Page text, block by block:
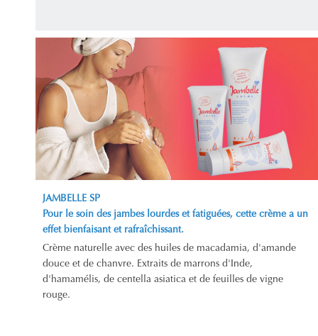
JAMBELLE SP
Pour le soin des jambes lourdes et fatiguées, cette crème a un
effet bienfaisant et rafraîchissant.
Crème naturelle avec des huiles de macadamia, d'amande
douce et de chanvre. Extraits de marrons d'Inde,
d'hamamélis, de centella asiatica et de feuilles de vigne
rouge.